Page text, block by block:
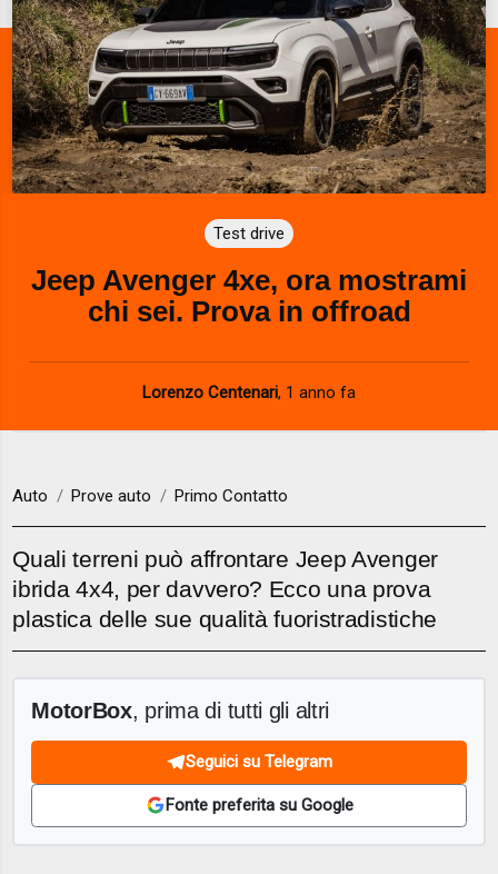
Test drive
Jeep Avenger 4xe, ora mostrami
chi sei. Prova in offroad
Lorenzo Centenari, 1 anno fa
Auto Prove auto Primo Contatto
Quali terreni può affrontare Jeep Avenger
ibrida 4x4, per davvero? Ecco una prova
plastica delle sue qualità fuoristradistiche
MotorBox, prima di tutti gli altri
Seguici su Telegram
Fonte preferita su Google